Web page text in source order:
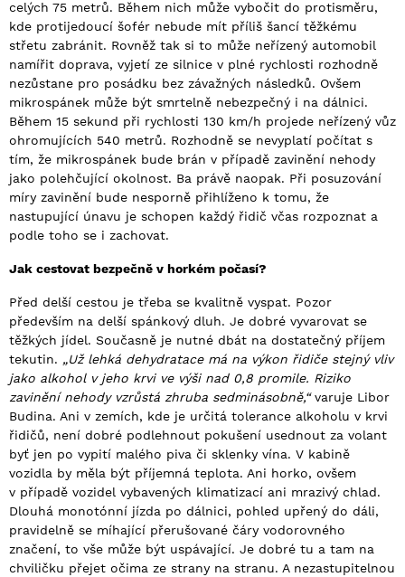
celých 75 metrů. Během nich může vybočit do protisměru,
kde protijedoucí šofér nebude mít příliš šancí těžkému
střetu zabránit. Rovněž tak si to může neřízený automobil
namířit doprava, vyjetí ze silnice v plné rychlosti rozhodně
nezůstane pro posádku bez závažných následků. Ovšem
mikrospánek může být smrtelně nebezpečný i na dálnici.
Během 15 sekund při rychlosti 130 km/h projede neřízený vůz
ohromujících 540 metrů. Rozhodně se nevyplatí počítat s
tím, že mikrospánek bude brán v případě zavinění nehody
jako polehčující okolnost. Ba právě naopak. Při posuzování
míry zavinění bude nesporně přihlíženo k tomu, že
nastupující únavu je schopen každý řidič včas rozpoznat a
podle toho se i zachovat.
Jak cestovat bezpečně v horkém počasí?
Před delší cestou je třeba se kvalitně vyspat. Pozor
především na delší spánkový dluh. Je dobré vyvarovat se
těžkých jídel. Současně je nutné dbát na dostatečný příjem
tekutin. „Už lehká dehydratace má na výkon řidiče stejný vliv
jako alkohol v jeho krvi ve výši nad 0,8 promile. Riziko
zavinění nehody vzrůstá zhruba sedminásobně,“varuje Libor
Budina. Ani v zemích, kde je určitá tolerance alkoholu v krvi
řidičů, není dobré podlehnout pokušení usednout za volant
byť jen po vypití malého piva či sklenky vína. V kabině
vozidla by měla být příjemná teplota. Ani horko, ovšem
v případě vozidel vybavených klimatizací ani mrazivý chlad.
Dlouhá monotónní jízda po dálnici, pohled upřený do dáli,
pravidelně se míhající přerušované čáry vodorovného
značení, to vše může být uspávající. Je dobré tu a tam na
chviličku přejet očima ze strany na stranu. A nezastupitelnou